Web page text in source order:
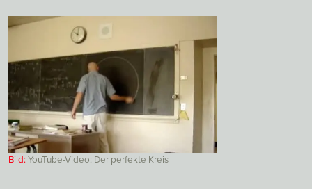
Bild:YouTube-Video: Der perfekte Kreis